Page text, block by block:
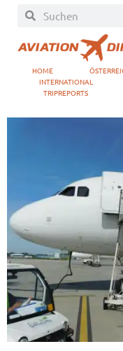
HOME
INTERNATIONAL
TRIPREPORTS